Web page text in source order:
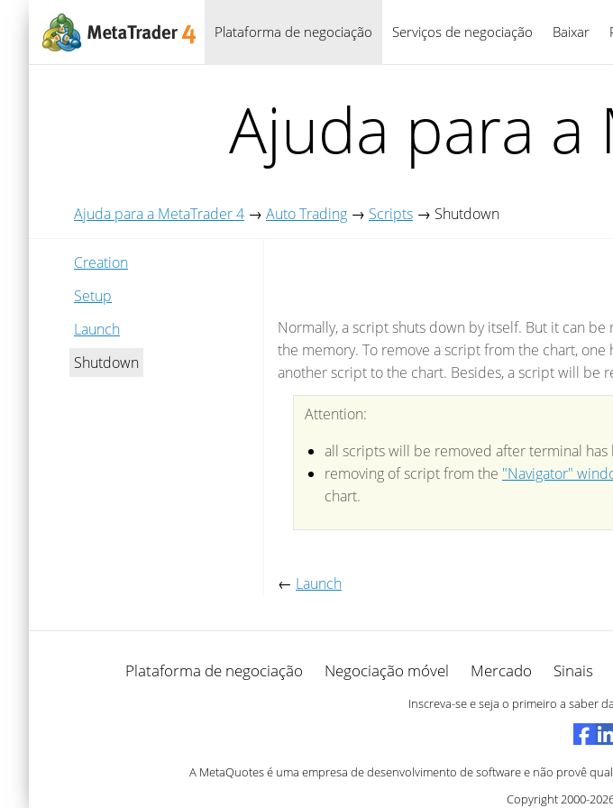
Plataforma de negociação Serviços de negociação Baixar
Ajuda para a
Ajuda para a MetaTrader 4 → Auto Trading → Scripts → Shutdown
Creation
Setup
Launch
Shutdown
Normally, a script shuts down by itself. But it can
the memory. To remove a script from the chart, one
another script to the chart. Besides, a script will be
Attention:
all scripts will be removed after terminal has
removing of script from the "Navigator"
chart.
← Launch
Plataforma de negociação Negociação móvel Mercado Sinais
Inscreva-se e seja o primeiro a saber
A MetaQuotes é uma empresa de desenvolvimento de software e não provê
Copyright 2000-